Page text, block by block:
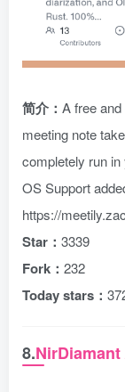
简介： A free
meeting note
completely run
OS Support
https://
Star： 3339
Fork： 232
Today stars：
8.